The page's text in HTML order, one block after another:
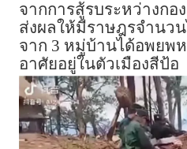
จากการสู้รบระหว่างกอ
ส่งผลให้มีราษฎรจำนว
จาก 3 หมู่บ้านได้อพยพ
อาศัยอยู่ในตัวเมืองสีป้อ